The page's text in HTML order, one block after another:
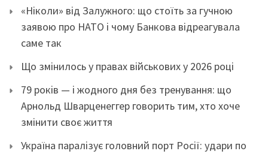
«Ніколи» від Залужного: що стоїть за гучною
заявою про НАТО і чому Банкова відреагувала
саме так
Що змінилось у правах військових у 2026 році
79 років — і жодного дня без тренування: що
Арнольд Шварценеггер говорить тим, хто хоче
змінити своє життя
Україна паралізує головний порт Росії: удари по